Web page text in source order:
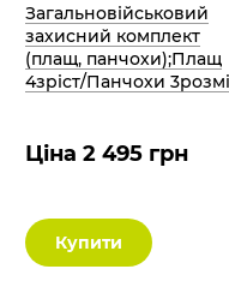
Загальновійськовий
захисний комплект
(плащ, панчохи);Плащ
4зріст/Панчохи
Ціна 2 495 грн
Купити